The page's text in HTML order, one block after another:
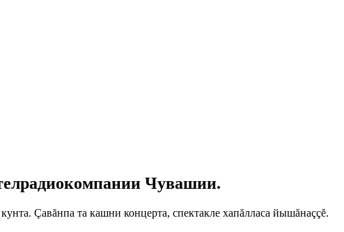
Чувашии.
Çавăнпа та кашни концерта, спектакле хапăлласа йышăнаççĕ.